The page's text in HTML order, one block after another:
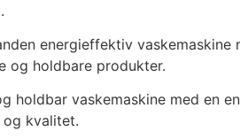
energieffektiv
og holdbare produkter.
holdbar vaskemaskine med en
kvalitet.